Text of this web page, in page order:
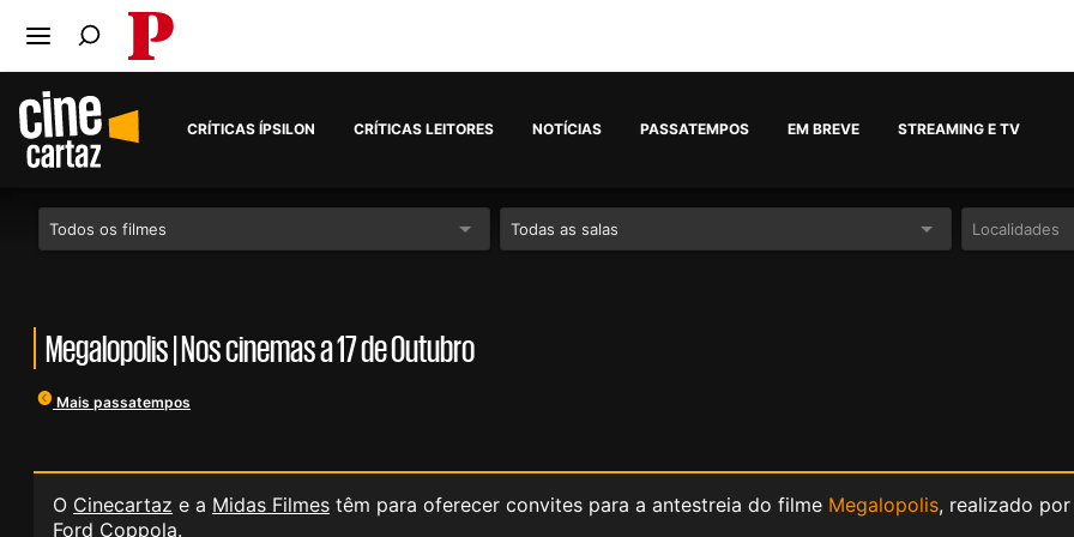
Ir para o conteúdo
Ir para navegação principal
Pesquise no Público
PÚBLICO
CRÍTICAS ÍPSILON CRÍTICAS LEITORES NOTÍCIAS PASSATEMPOS EM BREVE STREAMING E TV
Todos os filmes Todas as salas
Megalopolis | Nos cinemas a 17 de Outubro
Mais passatempos
O Cinecartaz e a Midas Filmes têm para oferecer convites para a antestreia do filme Megalopolis, realizado
Ford Coppola.